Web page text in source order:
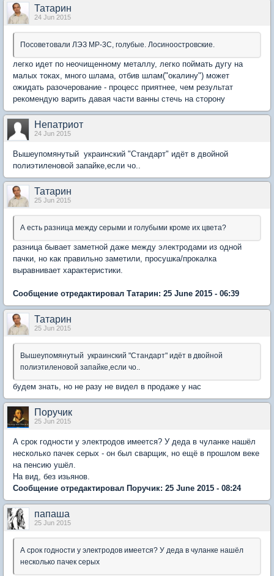
Татарин
24 Jun 2015
Посоветовали ЛЭЗ МР-3С, голубые. Лосиноостровские.
легко идет по неочищенному металлу, легко поймать дугу на
малых токах, много шлама, отбив шлам("окалину") может
ожидать разочерование - процесс приятнее, чем результат
рекомендую варить давая части ванны стечь на сторону
Непатриот
24 Jun 2015
Вышеупомянутый украинский "Стандарт" идёт в двойной
полиэтиленовой запайке,если чо..
Татарин
25 Jun 2015
А есть разница между серыми и голубыми кроме их цвета?
разница бывает заметной даже между электродами из одной
пачки, но как правильно заметили, просушка/прокалка
выравнивает характеристики.
Сообщение отредактировал Татарин: 25 June 2015 - 06:39
Татарин
25 Jun 2015
Вышеупомянутый украинский "Стандарт" идёт в двойной
полиэтиленовой запайке,если чо..
будем знать, но не разу не видел в продаже у нас
Поручик
25 Jun 2015
А срок годности у электродов имеется? У деда в чуланке нашёл
несколько пачек серых - он был сварщик, но ещё в прошлом веке
на пенсию ушёл.
На вид, без изьянов.
Сообщение отредактировал Поручик: 25 June 2015 - 08:24
папаша
25 Jun 2015
А срок годности у электродов имеется? У деда в чуланке нашёл
несколько пачек серых